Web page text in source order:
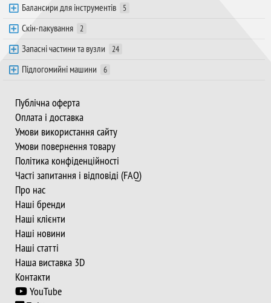
Балансири для інструментів 5
Скін-пакування 2
Запасні частини та вузли 24
Підлогомийні машини 6
Публічна оферта
Оплата і доставка
Умови використання сайту
Умови повернення товару
Політика конфіденційності
Часті запитання і відповіді (FAQ)
Про нас
Наші бренди
Наші клієнти
Наші новини
Наші статті
Наша виставка 3D
Контакти
YouTube